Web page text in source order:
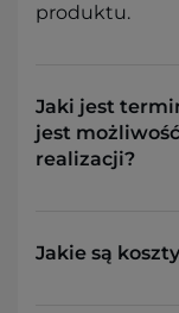
produktu.
Jaki jest
jest
realizacji?
Jakie są